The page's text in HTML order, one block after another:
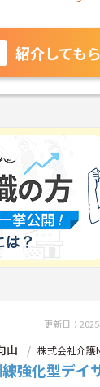
紹介しても
更新日：
山 株式会社介護
強化型デイ